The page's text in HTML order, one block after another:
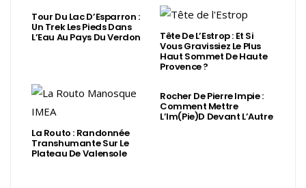
Tour Du Lac D’Esparron :
Un Trek Les Pieds Dans
L’Eau Au Pays Du Verdon Tête De L’Estrop : Et Si
Vous Gravissiez Le Plus
Haut Sommet De Haute
Provence ?
La Routo : Randonnée
Transhumante Sur Le
Plateau De Valensole
Rocher De Pierre Impie :
Comment Mettre
L’Im(Pie)d Devant L’Autre